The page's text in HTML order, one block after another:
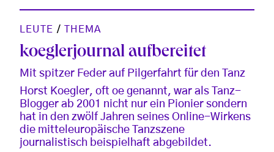
LEUTE / THEMA
koeglerjournal aufbereitet
Mit spitzer Feder auf Pilgerfahrt für den Tanz
Horst Koegler, oft oe genannt, war als Tanz-
Blogger ab 2001 nicht nur ein Pionier sondern
hat in den zwölf Jahren seines Online-Wirkens
die mitteleuropäische Tanzszene
journalistisch beispielhaft abgebildet.